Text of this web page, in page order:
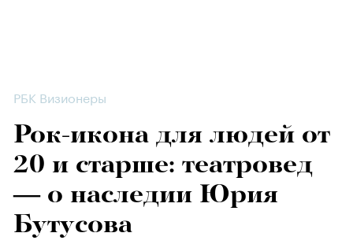
РБК Визионеры
Рок-икона для людей от
20 и старше: театровед
— о наследии Юрия
Бутусова